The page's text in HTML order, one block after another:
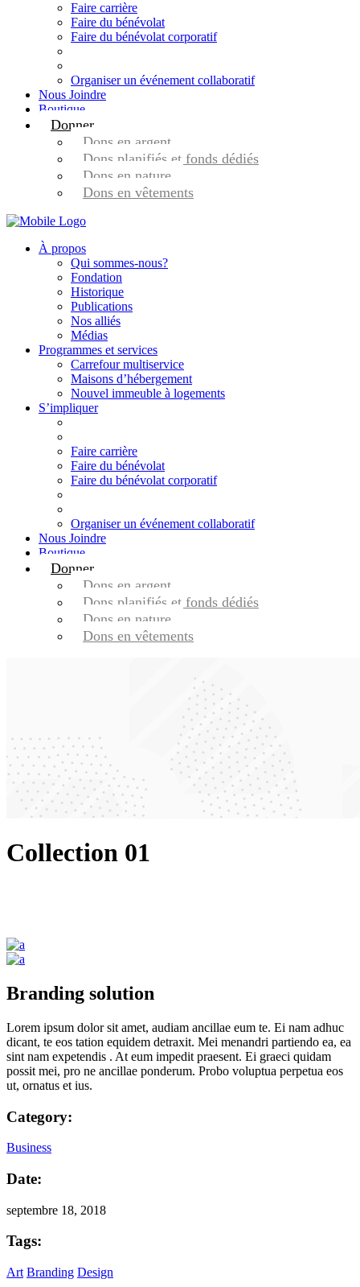
Faire carrière
Faire du bénévolat
Faire du bénévolat corporatif
Organiser un événement collaboratif
Nous Joindre
Boutique
Donner
Dons en argent
Dons planifiés et fonds dédiés
Dons en nature
Dons en vêtements
À propos
Qui sommes-nous?
Fondation
Historique
Publications
Nos alliés
Médias
Programmes et services
Carrefour multiservice
Maisons d’hébergement
Nouvel immeuble à logements
S’impliquer
Faire carrière
Faire du bénévolat
Faire du bénévolat corporatif
Organiser un événement collaboratif
Nous Joindre
Boutique
Donner
Dons en argent
Dons planifiés et fonds dédiés
Dons en nature
Dons en vêtements
Collection 01
Branding solution
Lorem ipsum dolor sit amet, audiam ancillae eum te. Ei nam adhuc
dicant, te eos tation equidem detraxit. Mei menandri partiendo ea, ea
sint nam expetendis . At eum impedit praesent. Ei graeci quidam
possit mei, pro ne ancillae ponderum. Probo voluptua perpetua eos
ut, ornatus et ius.
Category:
Business
Date:
septembre 18, 2018
Tags:
Art Branding Design